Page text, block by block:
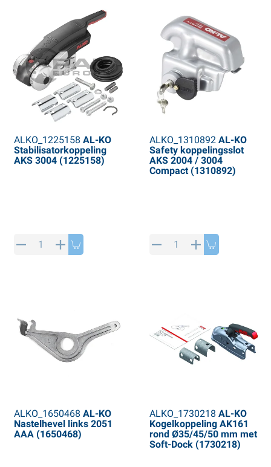
ALKO_1225158 AL-KO
Stabilisatorkoppeling
AKS 3004 (1225158)
ALKO_1310892AL-KO
Safety koppelingsslot
AKS 2004 / 3004
Compact (1310892)
ALKO_1650468 AL-KO
Nastelhevel links 2051
AAA (1650468)
ALKO_1730218 AL-KO
Kogelkoppeling AK161
rond Ø35/45/50 mm met
Soft-Dock (1730218)